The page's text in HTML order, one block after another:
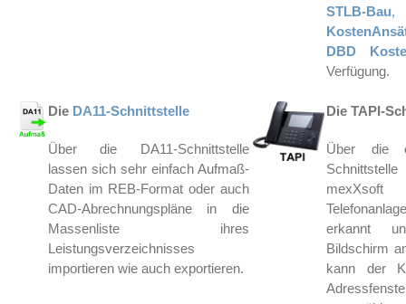
STLB-Bau,
DBD
Verfügung.
Die DA11-Schnittstelle
Über die DA11-Schnittstelle
lassen sich sehr einfach Aufmaß-
Daten im REB-Format oder auch
CAD-Abrechnungsplänein die
Massenliste ihres
Leistungsverzeichnisses
importieren wie auch exportieren.
Die TAPI-
Über die
erkannt
Bildschirm
kann der